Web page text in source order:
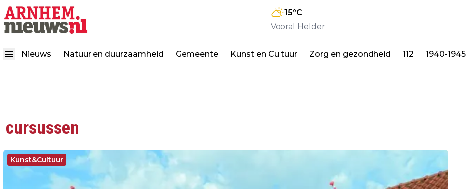
15°C
Vooral Helder
Nieuws Natuur en duurzaamheid Gemeente Kunst en Cultuur Zorg en gezondheid 112 1940-1945
cursussen
Kunst&Cultuur